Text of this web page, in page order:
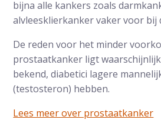
bijna alle kankers zoals
alvleesklierkanker vaker voor bij
De reden voor het minder
prostaatkanker ligt
bekend, diabetici lagere
(testosteron) hebben.
Lees meer over prostaatkanker